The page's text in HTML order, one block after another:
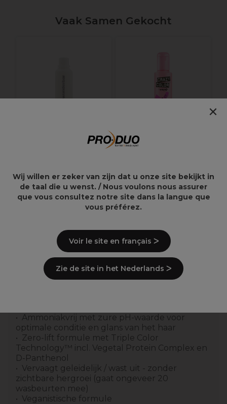
Vaak Samen Gekocht
Peroxide 12%-40Vol
120ml
4,55€
Permanent Hair Color
Cream 100ml
9,95€
Overzicht
Ammoniakvrij met zure pH-waarde voor
optimale conditie en glans van het haar
Zero-lift formule met Triple Color
Technology™ incl. Vegetal Protein Complex en
D-Panthenol
Vervaagt geleidelijk / wast uit - zonder
zichtbare hergroei (gaat ongeveer 20
wasbeurten mee)
Veganistische formule
Wij willen er zeker van zijn dat u onze site bekijkt in
de taal die u wenst. / Nous voulons nous assurer
que vous consultez notre site dans la langue que
vous préférez.
Voir le site en français ᐳ
Zie de site in het Nederlands ᐳ
×